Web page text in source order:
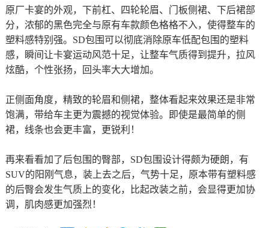
原厂卡宴的外观，下前杠、四轮轮眉、门板侧裙、下后裙部
分，浓郁的黑色完全与原有车款颜色格格不入，使得整车的
塑料感特别强。SD包围可以彻底消除原车低配包围的塑料
感，瞬间让卡宴运动风范十足，让整车气质得到提升，拉风
炫酷，个性张扬，回头率大大增加。
正侧面角度，精致的轮眉和侧裙，整体看起来效果还是非常
饱满，带给车主更为震撼的视觉体验。即使是最简单的侧
裙，线条也会更丰富，更锐利！
再来看看加了后包围的臀部，SD包围设计得颇为硬朗，有
SUV的阳刚气息，装上去之后，气势十足，原本带有塑料感
的后臀会发生气质上的变化，比起改装之前，会显得更加协
调，肌肉感更加强烈！